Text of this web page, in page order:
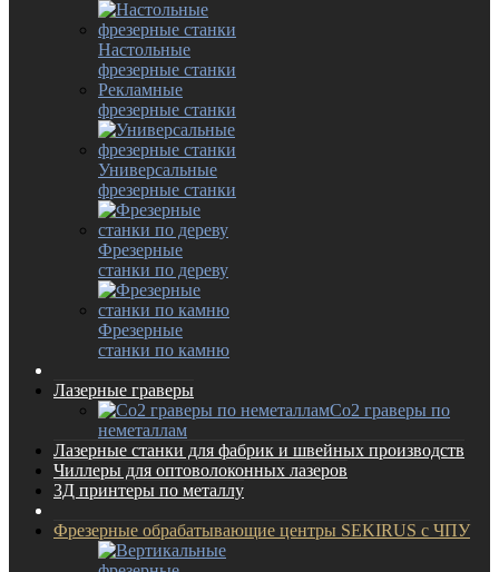
Настольные
фрезерные станки
Рекламные
фрезерные станки
Универсальные
фрезерные станки
Фрезерные
станки по дереву
Фрезерные
станки по камню
Лазерные граверы
Co2 граверы по
неметаллам
Лазерные станки для фабрик и швейных производств
Чиллеры для оптоволоконных лазеров
3Д принтеры по металлу
Фрезерные обрабатывающие центры SEKIRUS с ЧПУ